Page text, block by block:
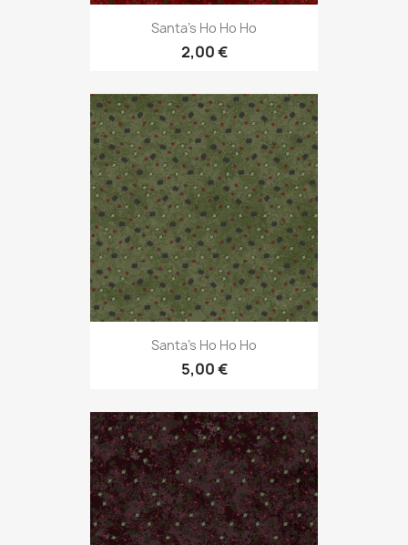
Santa's Ho Ho Ho
2,00 €
Santa's Ho Ho Ho
5,00 €